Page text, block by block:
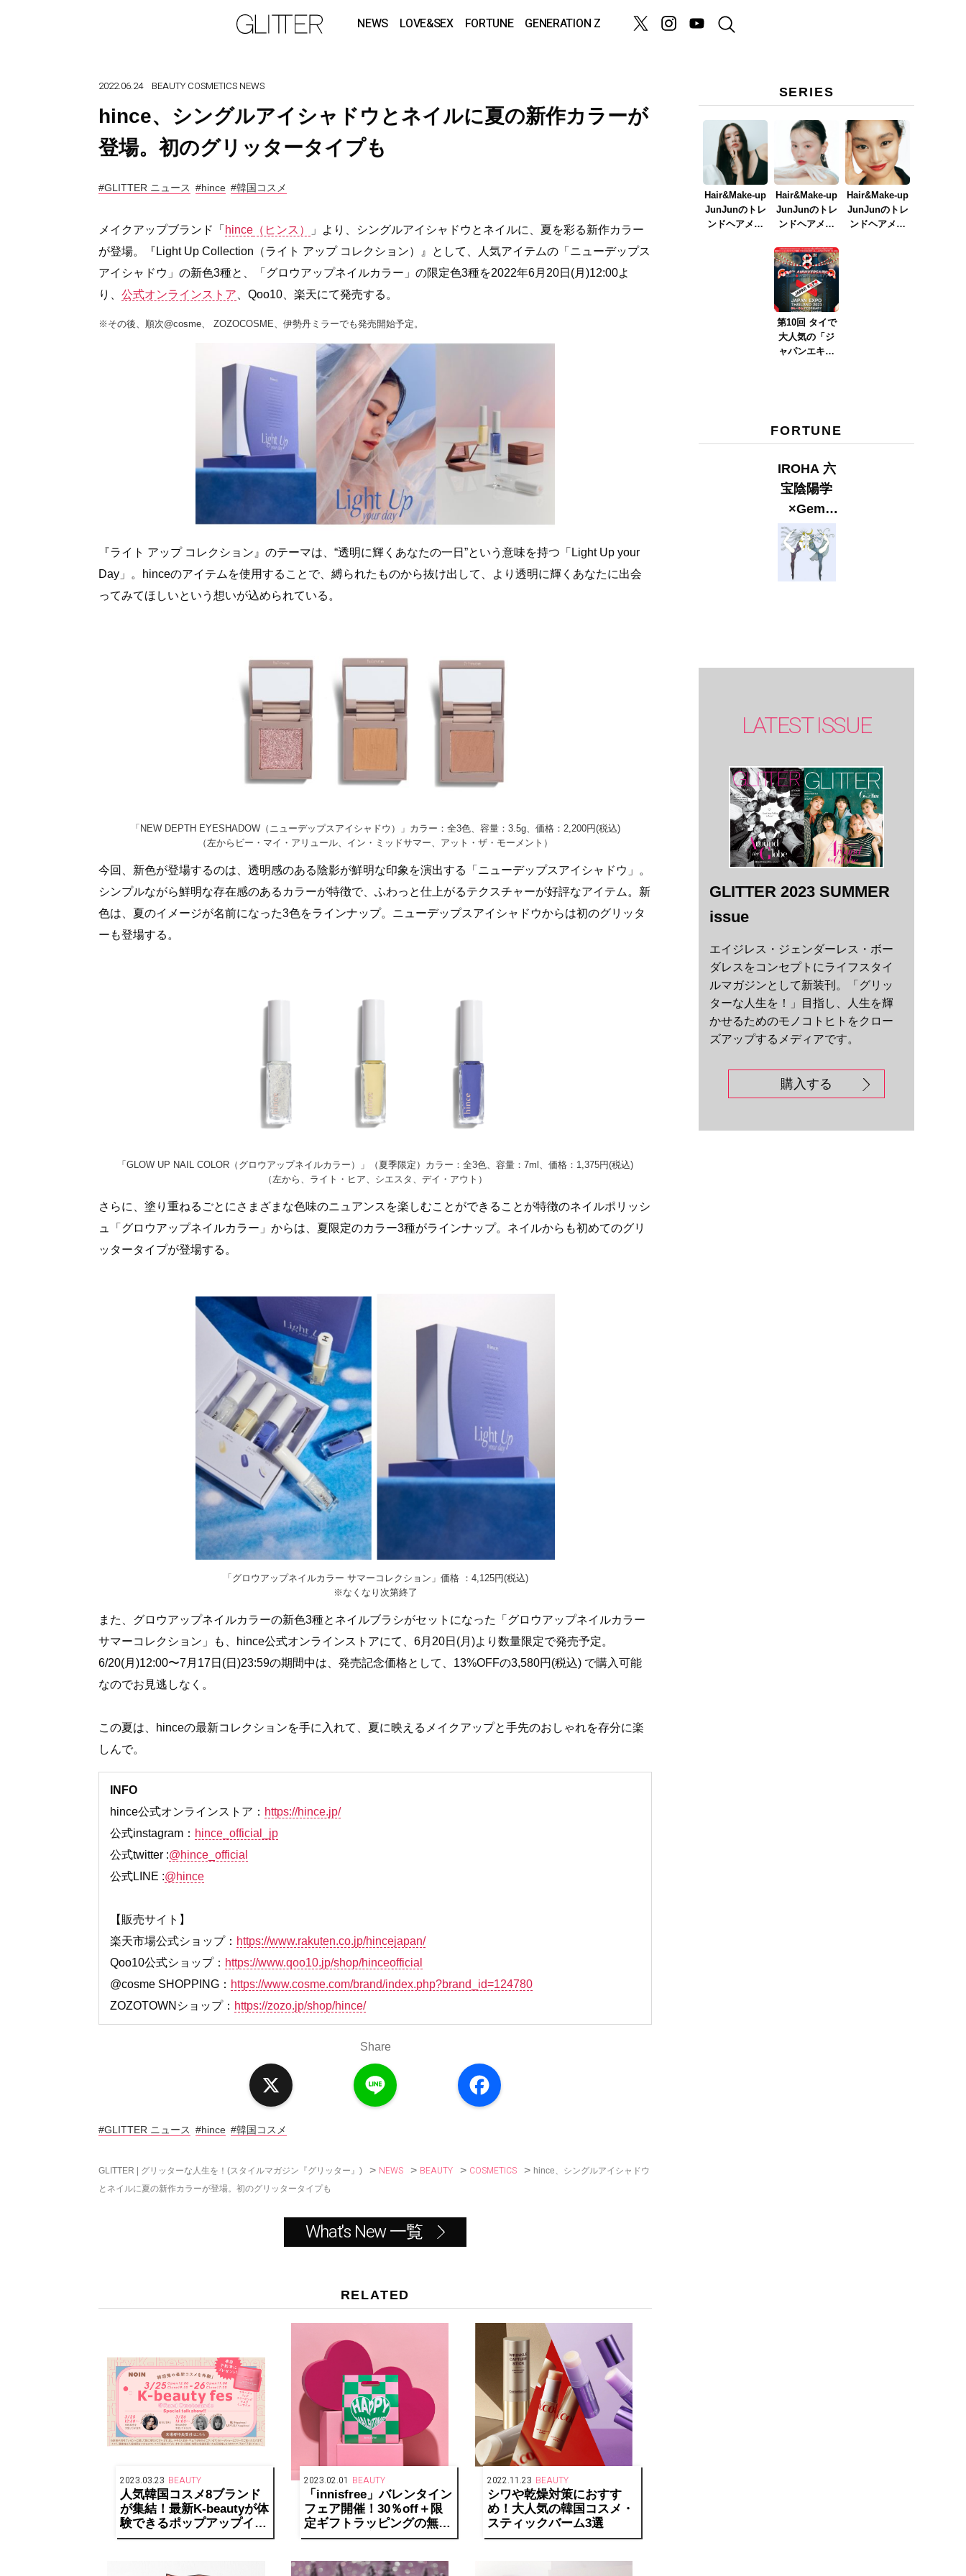
NEWS LOVE&SEX FORTUNE GENERATION Z
2022.06.24 BEAUTY COSMETICS NEWS
hince、シングルアイシャドウとネイルに夏の新作カラーが
登場。初のグリッタータイプも
#GLITTER ニュース #hince #韓国コスメ
メイクアップブランド「 hince （ヒンス）
」より、シングルアイシャドウとネイルに、夏を彩る新作カラー
が登場。『Light Up Collection（ライト アップ コレクション）』として、人気アイテムの「ニューデップス
アイシャドウ」の新色3種と、「グロウアップネイルカラー」の限定色3種を2022年6月20日(月)12:00よ
り、 公式オンラインストア 、Qoo10、楽天にて発売する。
※その後、順次@cosme、 ZOZOCOSME、伊勢丹ミラーでも発売開始予定。
『ライト アップ コレクション』のテーマは、“透明に輝くあなたの一日”という意味を持つ「Light Up your
Day」。hinceのアイテムを使用することで、縛られたものから抜け出して、より透明に輝くあなたに出会
ってみてほしいという想いが込められている。
「NEW DEPTH EYESHADOW（ニューデップスアイシャドウ）」カラー：全3色、容量：3.5g、価格：2,200円(税込)
（左からビー・マイ・アリュール、イン・ミッドサマー、アット・ザ・モーメント）
今回、新色が登場するのは、透明感のある陰影が鮮明な印象を演出する「ニューデップスアイシャドウ」。
シンプルながら鮮明な存在感のあるカラーが特徴で、ふわっと仕上がるテクスチャーが好評なアイテム。新
色は、夏のイメージが名前になった3色をラインナップ。ニューデップスアイシャドウからは初のグリッタ
ーも登場する。
「GLOW UP NAIL COLOR（グロウアップネイルカラー）」（夏季限定）カラー：全3色、容量：7ml、価格：1,375円(税込)
（左から、ライト・ヒア、シエスタ、デイ・アウト）
さらに、塗り重ねるごとにさまざまな色味のニュアンスを楽しむことができることが特徴のネイルポリッシ
ュ「グロウアップネイルカラー」からは、夏限定のカラー3種がラインナップ。ネイルからも初めてのグリ
ッタータイプが登場する。
「グロウアップネイルカラー サマーコレクション」価格 ：4,125円(税込)
※なくなり次第終了
また、グロウアップネイルカラーの新色3種とネイルブラシがセットになった「グロウアップネイルカラー
サマーコレクション」も、hince公式オンラインストアにて、6月20日(月)より数量限定で発売予定。
6/20(月)12:00〜7月17日(日)23:59の期間中は、発売記念価格として、13%OFFの3,580円(税込) で購入可能
なのでお見逃しなく。
この夏は、hinceの最新コレクションを手に入れて、夏に映えるメイクアップと手先のおしゃれを存分に楽
しんで。
INFO
hince公式オンラインストア： https://hince.jp/
公式instagram： hince_official_jp
公式twitter :@hince_official
公式LINE :@hince
【販売サイト】
楽天市場公式ショップ： https://www.rakuten.co.jp/hincejapan/
Qoo10公式ショップ： https://www.qoo10.jp/shop/hinceofficial
@cosme SHOPPING： https://www.cosme.com/brand/index.php?brand_id=124780
ZOZOTOWNショップ： https://zozo.jp/shop/hince/
Share
#GLITTER ニュース #hince #韓国コスメ
GLITTER | グリッターな人生を！(スタイルマガジン『グリッター』) > NEWS > BEAUTY > COSMETICS > hince、シングルアイシャドウ
とネイルに夏の新作カラーが登場。初のグリッタータイプも
What's New 一覧
RELATED
2023.03.23 BEAUTY
人気韓国コスメ8ブランド
が集結！最新K-beautyが体
験できるポップアップイベ
ントを表参道で開催
2023.02.01 BEAUTY
「innisfree」バレンタイン
フェア開催！30％off＋限
定ギフトラッピングの無料
サービスを実施！
2022.11.23 BEAUTY
シワや乾燥対策におすす
め！大人気の韓国コスメ・
スティックバーム3選
SERIES
Hair&Make-up
JunJunのトレ
ンドヘアメイ
Hair&Make-up
JunJunのトレ
ンドヘアメイ
イク
ver.2023』
Hair&Make-up
JunJunのトレ
ンドヘアメイ
第10回 タイで
大人気の「ジ
ャパンエキス
FORTUNE
IROHA 六
宝陰陽学
×Gem
Muse
【GLITTER
2023
LATEST ISSUE
GLITTER 2023 SUMMER
issue
エイジレス・ジェンダーレス・ボー
ダレスをコンセプトにライフスタイ
ルマガジンとして新装刊。「グリッ
ターな人生を！」目指し、人生を輝
かせるためのモノコトヒトをクロー
ズアップするメディアです。
購入する